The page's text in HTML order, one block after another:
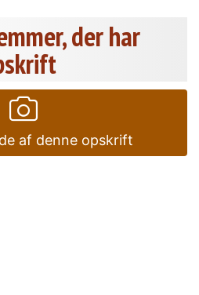
der har
af denne opskrift